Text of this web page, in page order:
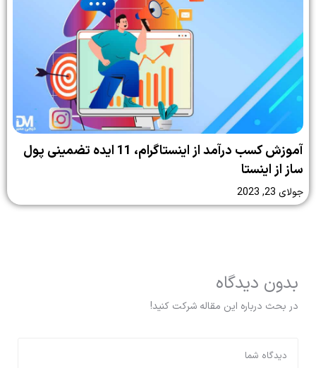
آموزش کسب درآمد از اینستاگرام، 11 ایده تضمینی پول
ساز از اینستا
جولای 23, 2023
بدون دیدگاه
در بحث درباره این مقاله شرکت کنید!